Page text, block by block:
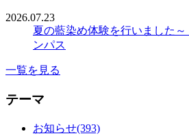
2026.07.23
夏の藍染め体験を行いました
ンパス
一覧を見る
テーマ
お知らせ(393)